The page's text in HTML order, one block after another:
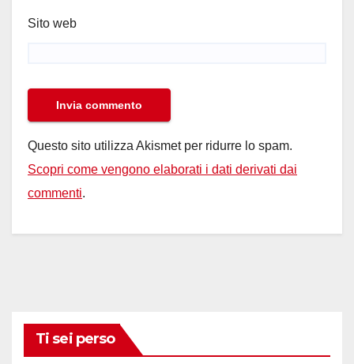
Sito web
Questo sito utilizza Akismet per ridurre lo spam.
Scopri come vengono elaborati i dati derivati dai
commenti.
Ti sei perso